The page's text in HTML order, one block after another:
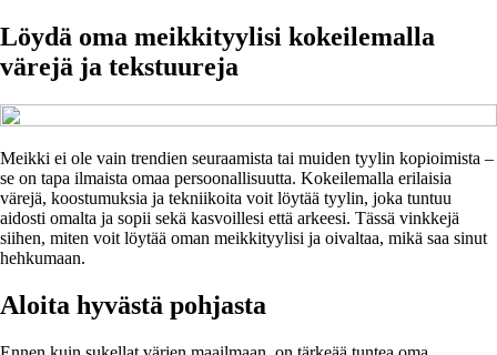
Löydä oma meikkityylisi kokeilemalla
värejä ja tekstuureja
Meikki ei ole vain trendien seuraamista tai muiden tyylin kopioimista –
se on tapa ilmaista omaa persoonallisuutta. Kokeilemalla erilaisia
värejä, koostumuksia ja tekniikoita voit löytää tyylin, joka tuntuu
aidosti omalta ja sopii sekä kasvoillesi että arkeesi. Tässä vinkkejä
siihen, miten voit löytää oman meikkityylisi ja oivaltaa, mikä saa sinut
hehkumaan.
Aloita hyvästä pohjasta